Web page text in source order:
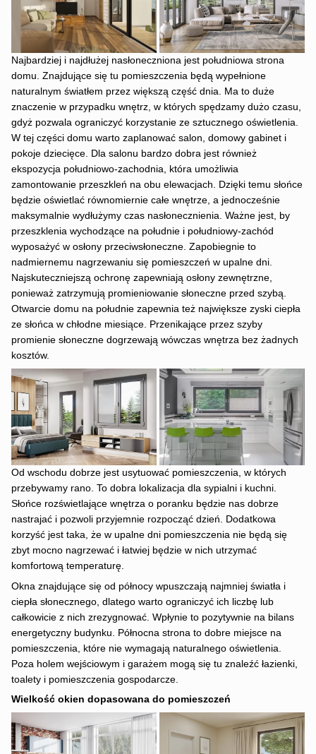
Najbardziej i najdłużej nasłoneczniona jest południowa strona
domu. Znajdujące się tu pomieszczenia będą wypełnione
naturalnym światłem przez większą część dnia. Ma to duże
znaczenie w przypadku wnętrz, w których spędzamy dużo czasu,
gdyż pozwala ograniczyć korzystanie ze sztucznego oświetlenia.
W tej części domu warto zaplanować salon, domowy gabinet i
pokoje dziecięce. Dla salonu bardzo dobra jest również
ekspozycja południowo-zachodnia, która umożliwia
zamontowanie przeszkleń na obu elewacjach. Dzięki temu słońce
będzie oświetlać równomiernie całe wnętrze, a jednocześnie
maksymalnie wydłużymy czas nasłonecznienia. Ważne jest, by
przeszklenia wychodzące na południe i południowy-zachód
wyposażyć w osłony przeciwsłoneczne. Zapobiegnie to
nadmiernemu nagrzewaniu się pomieszczeń w upalne dni.
Najskuteczniejszą ochronę zapewniają osłony zewnętrzne,
ponieważ zatrzymują promieniowanie słoneczne przed szybą.
Otwarcie domu na południe zapewnia też największe zyski ciepła
ze słońca w chłodne miesiące. Przenikające przez szyby
promienie słoneczne dogrzewają wówczas wnętrza bez żadnych
kosztów.
Od wschodu dobrze jest usytuować pomieszczenia, w których
przebywamy rano. To dobra lokalizacja dla sypialni i kuchni.
Słońce rozświetlające wnętrza o poranku będzie nas dobrze
nastrajać i pozwoli przyjemnie rozpocząć dzień. Dodatkowa
korzyść jest taka, że w upalne dni pomieszczenia nie będą się
zbyt mocno nagrzewać i łatwiej będzie w nich utrzymać
komfortową temperaturę.
Okna znajdujące się od północy wpuszczają najmniej światła i
ciepła słonecznego, dlatego warto ograniczyć ich liczbę lub
całkowicie z nich zrezygnować. Wpłynie to pozytywnie na bilans
energetyczny budynku. Północna strona to dobre miejsce na
pomieszczenia, które nie wymagają naturalnego oświetlenia.
Poza holem wejściowym i garażem mogą się tu znaleźć łazienki,
toalety i pomieszczenia gospodarcze.
Wielkość okien dopasowana do pomieszczeń